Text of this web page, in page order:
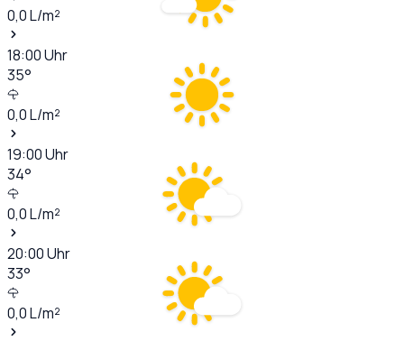
0,0L/m²
18:00Uhr
35°
0,0L/m²
19:00Uhr
34°
0,0L/m²
20:00Uhr
33°
0,0L/m²